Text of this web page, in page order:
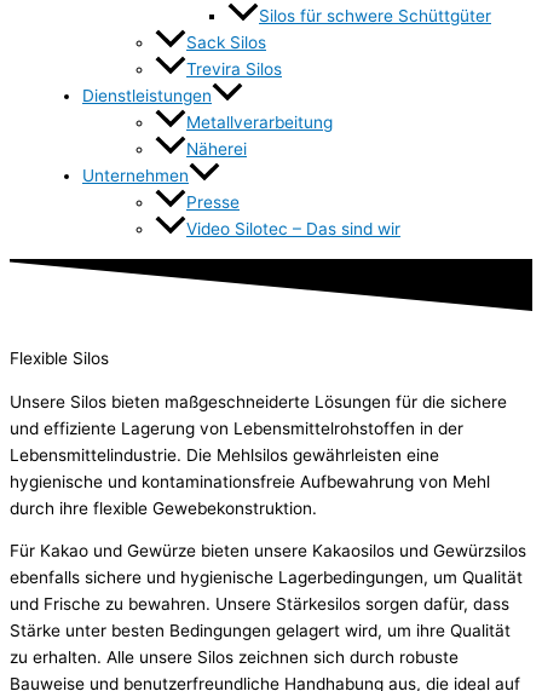
Silos für schwere Schüttgüter
Sack Silos
Trevira Silos
Dienstleistungen
Metallverarbeitung
Näherei
Unternehmen
Presse
Video Silotec – Das sind wir
Flexible Silos
Unsere Silos bieten maßgeschneiderte Lösungen für die sichere
und effiziente Lagerung von Lebensmittelrohstoffen in der
Lebensmittelindustrie. Die Mehlsilos gewährleisten eine
hygienische und kontaminationsfreie Aufbewahrung von Mehl
durch ihre flexible Gewebekonstruktion.
Für Kakao und Gewürze bieten unsere Kakaosilos und Gewürzsilos
ebenfalls sichere und hygienische Lagerbedingungen, um Qualität
und Frische zu bewahren. Unsere Stärkesilos sorgen dafür, dass
Stärke unter besten Bedingungen gelagert wird, um ihre Qualität
zu erhalten. Alle unsere Silos zeichnen sich durch robuste
Bauweise und benutzerfreundliche Handhabung aus, die ideal auf